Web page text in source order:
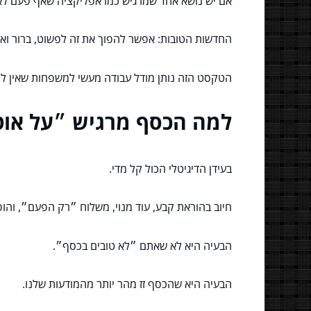
החדשות הטובות: אפשר להפוך את זה לפשוט, ברור
הטקסט הזה נותן מודל עבודה מעשי למשפחות שאין
למה הכסף מרגיש ״על
בעידן הדיגיטלי הכול קל מדי.
חיוב בהוראת קבע, עוד מנוי, משלוח ״רק הפעם״,
הבעיה היא לא שאתם ״לא טובים בכסף״.
הבעיה היא שהכסף זז מהר יותר מהמודעות שלנו.